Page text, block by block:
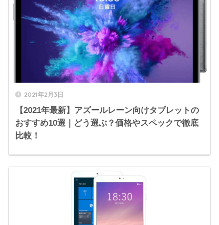
2021年2月3日
【2021年最新】アズールレーン向けタブレットの
おすすめ10選｜どう選ぶ？価格やスペックで徹底
比較！